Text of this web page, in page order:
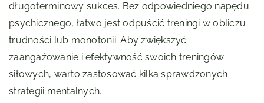
długoterminowy sukces. Bez odpowiedniego napędu
psychicznego, łatwo jest odpuścić treningi w obliczu
trudności lub monotonii. Aby zwiększyć
zaangażowanie i efektywność swoich treningów
siłowych, warto zastosować kilka sprawdzonych
strategii mentalnych.